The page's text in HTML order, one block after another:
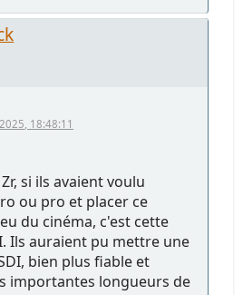
18:48:11
si ils avaient voulu
ou pro et placer ce
du cinéma, c'est cette
Ils auraient pu mettre une
bien plus fiable et
importantes longueurs de